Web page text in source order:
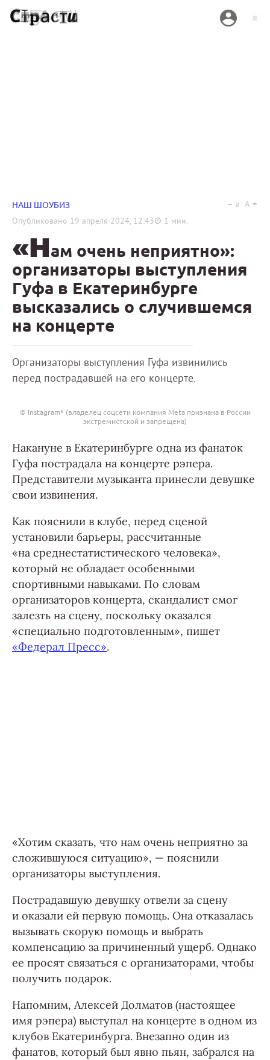
НАШ ШОУБИЗ
Опубликовано 19 апреля 2024, 12:43 1 мин.
a A
«Нам очень неприятно»:
организаторы выступления
Гуфа в Екатеринбурге
высказались о случившемся
на концерте
Организаторы выступления Гуфа извинились
перед пострадавшей на его концерте.
© Instagram* (владелец соцсети компания Meta признана в России
экстремистской и запрещена)
Накануне в Екатеринбурге одна из фанаток
Гуфа пострадала на концерте рэпера.
Представители музыканта принесли девушке
свои извинения.
Как пояснили в клубе, перед сценой
установили барьеры, рассчитанные
«на среднестатистического человека»,
который не обладает особенными
спортивными навыками. По словам
организаторов концерта, скандалист смог
залезть на сцену, поскольку оказался
«специально подготовленным», пишет
«Федерал Пресс».
«Хотим сказать, что нам очень неприятно за
сложившуюся ситуацию», — пояснили
организаторы выступления.
Пострадавшую девушку отвели за сцену
и оказали ей первую помощь. Она отказалась
вызывать скорую помощь и выбрать
компенсацию за причиненный ущерб. Однако
ее просят связаться с организаторами, чтобы
получить подарок.
Напомним, Алексей Долматов (настоящее
имя рэпера) выступал на концерте в одном из
клубов Екатеринбурга. Внезапно один из
фанатов, который был явно пьян, забрался на